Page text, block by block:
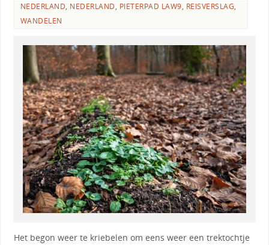
NEDERLAND, NEDERLAND, PIETERPAD LAW9, REISVERSLAG,
WANDELEN
Het begon weer te kriebelen om eens weer een trektochtje